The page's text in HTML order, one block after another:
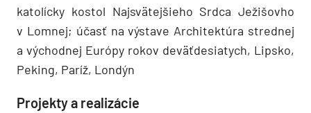
katolícky kostol Najsvätejšieho Srdca Ježišovho
v Lomnej; účasť na výstave Architektúra strednej
a východnej Európy rokov deväťdesiatych, Lipsko,
Peking, Paríž, Londýn
Projekty a realizácie